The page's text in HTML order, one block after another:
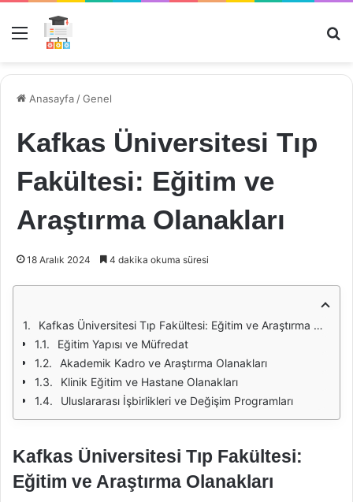
Menü
Anasayfa /Genel
Kafkas Üniversitesi Tıp
Fakültesi: Eğitim ve
Araştırma Olanakları
18 Aralık 2024 4 dakika okuma süresi
Kafkas Üniversitesi Tıp Fakültesi: Eğitim ve Araştırma Olanakları
Eğitim Yapısı ve Müfredat
Akademik Kadro ve Araştırma Olanakları
Klinik Eğitim ve Hastane Olanakları
Uluslararası İşbirlikleri ve Değişim Programları
Kafkas Üniversitesi Tıp Fakültesi:
Eğitim ve Araştırma Olanakları